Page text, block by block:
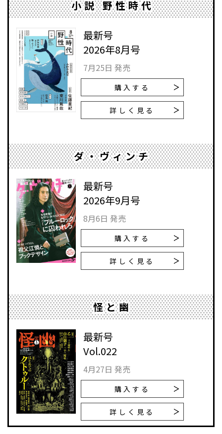
小説 野性時代
最新号
2026年8月号
7月25日 発売
購入する
詳しく見る
ダ・ヴィンチ
最新号
2026年9月号
8月6日 発売
購入する
詳しく見る
怪と幽
最新号
Vol.022
4月27日 発売
購入する
詳しく見る